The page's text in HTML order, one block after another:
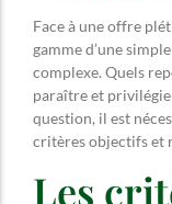
Face à une offre
gamme d’une
complexe. Quels
paraître et
question, il est
critères objectifs et
Les